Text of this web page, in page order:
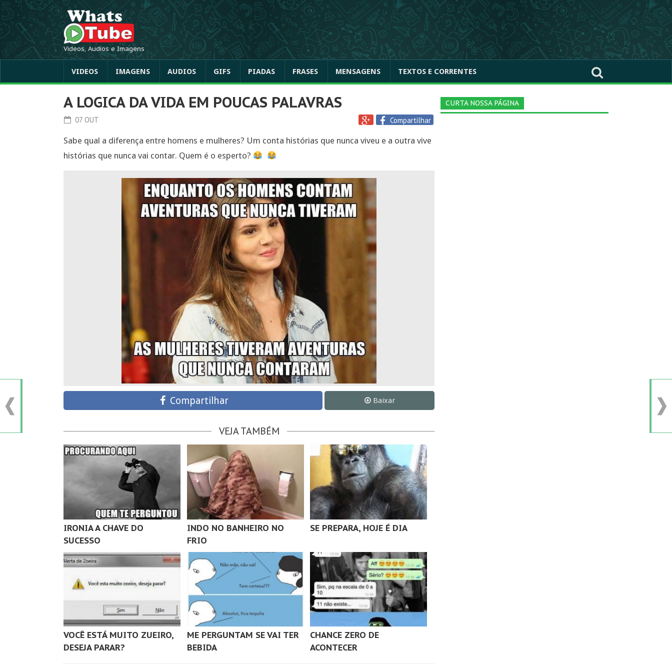
Videos, Audios e Imagens
VIDEOS IMAGENS AUDIOS GIFS PIADAS FRASES MENSAGENS TEXTOS E CORRENTES
A LOGICA DA VIDA EM POUCAS PALAVRAS
07 OUT Compartilhar
Sabe qual a diferença entre homens e mulheres? Um conta histórias que nunca viveu e a outra vive
histórias que nunca vai contar. Quem é o esperto?
Compartilhar Baixar
VEJA TAMBÉM
IRONIA A CHAVE DO
SUCESSO
INDO NO BANHEIRO NO
FRIO
SE PREPARA, HOJE É DIA
VOCÊ ESTÁ MUITO ZUEIRO,
DESEJA PARAR?
ME PERGUNTAM SE VAI TER
BEBIDA
CHANCE ZERO DE
ACONTECER
CURTA NOSSA PÁGINA